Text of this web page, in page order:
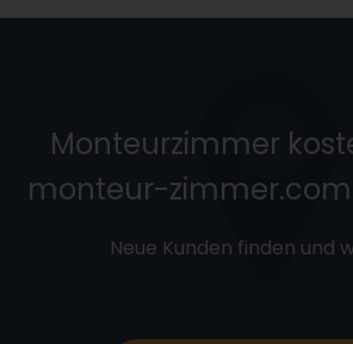
Monteurzimmer
monteur-
Neue Kunden finden und